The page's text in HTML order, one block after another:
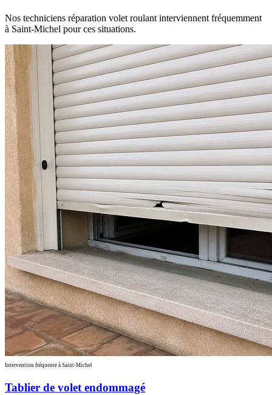
Nos techniciens réparation volet roulant interviennent fréquemment
à Saint-Michel pour ces situations.
Intervention fréquente à Saint-Michel
Tablier de volet endommagé